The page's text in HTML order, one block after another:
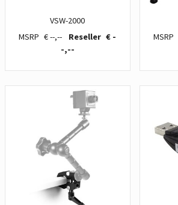
VSW-2000
€ --,--
€ -
-,--